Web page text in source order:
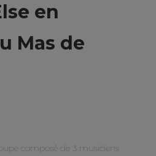
en
Mas de
composé de 3 musiciens